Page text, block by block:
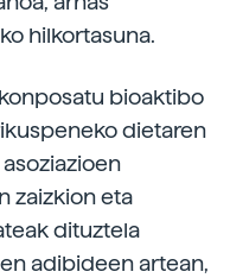
hilkortasuna.
bioaktibo
dietaren
zaizkion eta
dituztela
adibideen artean,